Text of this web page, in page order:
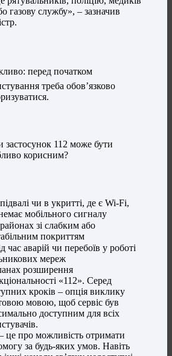
газову службу», – зазначив
перед початком
треба обов’язково
застосунок 112 може бути
корисним?
чи в укритті, де є Wi-Fi,
мобільного сигналу
зі слабким або
покриттям
час аварій чи перебоїв у роботі
мереж
розширення
«112». Серед
кроків – опція виклику
мовою, щоб сервіс був
доступним для всіх
це про можливість отримати
за будь-яких умов. Навіть